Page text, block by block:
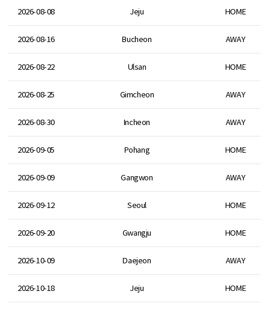
2026-08-08 Jeju HOME
2026-08-16 Bucheon AWAY
2026-08-22 Ulsan HOME
2026-08-25 Gimcheon AWAY
2026-08-30 Incheon AWAY
2026-09-05 Pohang HOME
2026-09-09 Gangwon AWAY
2026-09-12 Seoul HOME
2026-09-20 Gwangju HOME
2026-10-09 Daejeon AWAY
2026-10-18 Jeju HOME